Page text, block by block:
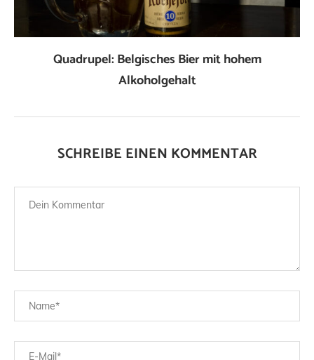
Quadrupel: Belgisches Bier mit hohem
Alkoholgehalt
SCHREIBE EINEN KOMMENTAR